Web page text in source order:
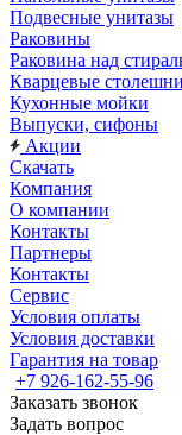
Подвесные унитазы
Раковины
Раковина над
Кварцевые
Кухонные мойки
Выпуски, сифоны
Акции
Скачать
Компания
О компании
Контакты
Партнеры
Контакты
Сервис
Условия оплаты
Условия доставки
Гарантия на товар
+7 926-162-55-96
Заказать звонок
Задать вопрос